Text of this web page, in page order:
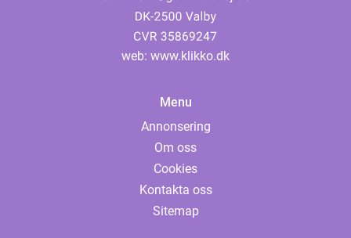
web: www.klikko.dk
Menu
Annonsering
Om oss
Cookies
Kontakta oss
Sitemap